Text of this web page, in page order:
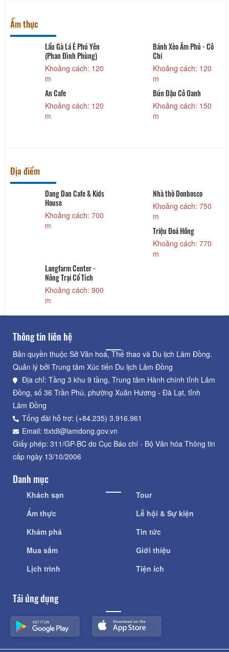
Ẩm thực
Lẩu Gà Lá É Phú Yên
(Phan Đình Phùng)
Khoảng cách: 120
m
Bánh Xèo Âm Phủ - Cô
Chi
Khoảng cách: 120
m
An Cafe
Khoảng cách: 120
m
Bún Đậu Cô Oanh
Khoảng cách: 150
m
Địa điểm
Dang Dan Cafe & Kids
House
Khoảng cách: 700
m
Nhà thờ Donbosco
Khoảng cách: 750
m
Triệu Đoá Hồng
Khoảng cách: 770
m
Langfarm Center -
Nông Trại Cổ Tích
Khoảng cách: 900
m
Thông tin liên hệ
Bản quyền thuộc Sở Văn hoá, Thể thao và Du lịch Lâm Đồng.
Quản lý bởi Trung tâm Xúc tiến Du lịch Lâm Đồng
Địa chỉ: Tầng 3 khu 9 tầng, Trung tâm Hành chính tỉnh Lâm
Đồng, số 36 Trần Phú, phường Xuân Hương - Đà Lạt, tỉnh
Lâm Đồng
Tổng đài hỗ trợ: (+84.235) 3.916.961
Email: ttxtdl@lamdong.gov.vn
Giấy phép: 311/GP-BC do Cục Báo chí - Bộ Văn hóa Thông tin
cấp ngày 13/10/2006
Danh mục
Khách sạn
Ẩm thực
Khám phá
Mua sắm
Lịch trình
Tour
Lễ hội & Sự kiện
Tin tức
Giới thiệu
Tiện ích
Tải ứng dụng